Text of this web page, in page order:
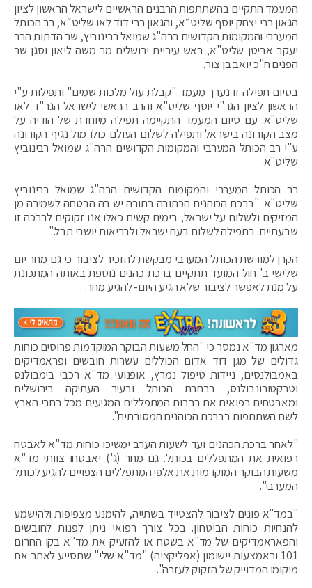
המעמד התקיים בהשתתפות הרבנים הראשיים לישראל הראשון לציון
הגאון רבי יצחק יוסף שליט״א, והגאון רבי דוד לאו שליט״א, רב הכותל
המערבי והמקומות הקדושים הרה"ג שמואל רבינוביץ, שר הדתות הרב
יעקב אביטן שליט"א, ראש עיריית ירושלים מר משה ליאון וסגן שר
הפנים ח"כ יואב בן צור.
בסיום תפילה זו נערך מעמד "קבלת עול מלכות שמים" ותפילות ע"י
הראשון לציון הגר"י יוסף שליט"א והרב הראשי לישראל הגר"ד לאו
שליט"א. עם סיום המעמד התקיימה תפילה מיוחדת של הודיה על
מצב הקורונה בישראל ותפילה לשלום העולם כולו מול נגיף הקורונה
ע"י רב הכותל המערבי והמקומות הקדושים הרה"ג שמואל רבינוביץ
שליט"א.
רב הכותל המערבי והמקומות הקדושים הרה"ג שמואל רבינוביץ
שליט"א: "ברכת הכוהנים הכתובה בתורה יש בה הבטחה לשמירה מן
המזיקים ולשלום על ישראל, בימים קשים כאלו אנו זקוקים לברכה זו
שבעתיים. בתפילה לשלום בעם ישראל ולבריאות יושבי תבל."
הקרן למורשת הכותל המערבי מבקשת להזכיר לציבור כי גם מחר יום
שלישי ב' חול המועד תתקיים ברכת כהנים נוספת באותה המתכונת
על מנת לאפשר לציבור שלא הגיע היום- להגיע מחר.
מארגון מד"א נמסר כי "החל משעות הבוקר המוקדמות פרוסים כוחות
גדולים של מגן דוד אדום הכוללים עשרות חובשים ופראמדיקים
באמבולנסים, ניידות טיפול נמרץ, אופנועי מד"א רכבי בימבולנס
וטרקטורונבולנס, ברחבת הכותל ובעיר העתיקה בירושלים
ומאבטחים רפואית את רבבות המתפללים המגיעים מכל רחבי הארץ
לשם השתתפות בברכת הכוהנים המסורתית".
"לאחר ברכת הכהנים ועד לשעות הערב ימשיכו כוחות מד"א לאבטח
רפואית את המתפללים בכותל. גם מחר (ג') יאבטחו צוותי מד"א
משעות הבוקר המוקדמות את אלפי המתפללים הצפויים להגיע לכותל
המערבי".
"במד"א פונים לציבור להצטייד בשתייה, להימנע מצפיפות ולהישמע
להנחיות כוחות הביטחון. בכל צורך רפואי ניתן לפנות לחובשים
והפאראמדיקים של מד"א בשטח או להזעיק את מד"א בקו החרום
101 ובאמצעות יישומון (אפליקציה) "מד"א שלי" שתסייע לאתר את
מיקומו המדוייק של הזקוק לעזרה".